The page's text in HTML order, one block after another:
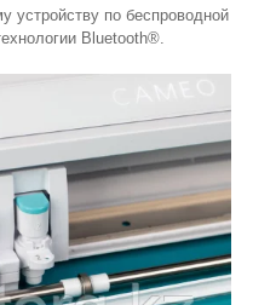
устройству по беспроводной
Bluetooth®.